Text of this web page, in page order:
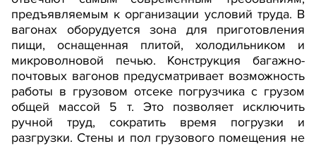
предъявляемым к организации условий труда. В
вагонах оборудуется зона для приготовления
пищи, оснащенная плитой, холодильником и
микроволновой печью. Конструкция багажно-
почтовых вагонов предусматривает возможность
работы в грузовом отсеке погрузчика с грузом
общей массой 5 т. Это позволяет исключить
ручной труд, сократить время погрузки и
разгрузки. Стены и пол грузового помещения не